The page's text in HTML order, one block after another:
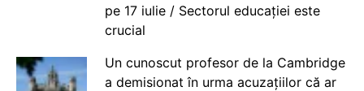
pe 17 iulie / Sectorul educației este
crucial
Un cunoscut profesor de la Cambridge
a demisionat în urma acuzațiilor că ar